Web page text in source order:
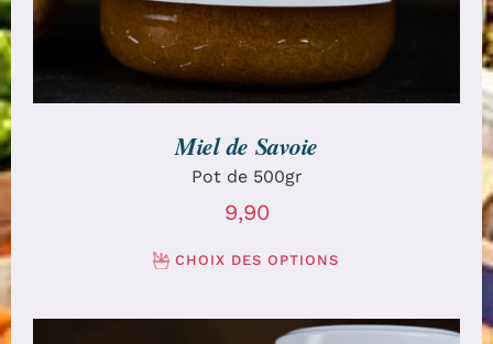
Miel de Savoie
Pot de 500gr
9,90
CHOIX DES OPTIONS